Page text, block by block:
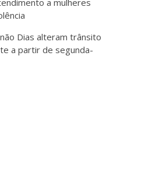
a mulheres
Dias alteram trânsito
a partir de segunda-